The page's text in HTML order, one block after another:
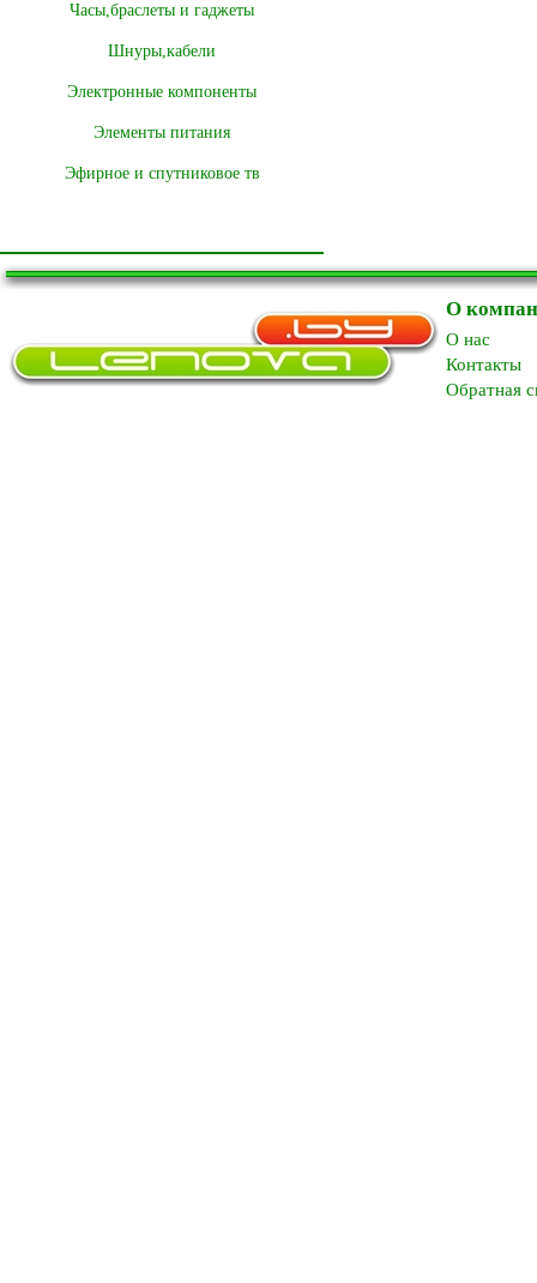
Часы,браслеты и гаджеты
Шнуры,кабели
Электронные компоненты
Элементы питания
Эфирное и спутниковое тв
О
O нас
Контакты
Обратная